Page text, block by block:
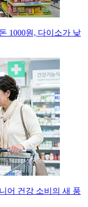
1000원, 다이소가 낮
어 건강 소비의 새 풍